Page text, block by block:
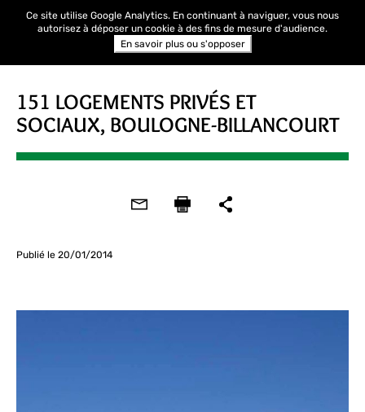
151 LOGEMENTS PRIVÉS ET
SOCIAUX, BOULOGNE-BILLANCOURT
Publié le 20/01/2014
Ce site utilise Google Analytics. En continuant à naviguer, vous nous
autorisez à déposer un cookie à des fins de mesure d'audience.
En savoir plus ou s'opposer